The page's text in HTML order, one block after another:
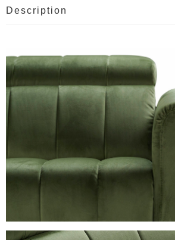
Description